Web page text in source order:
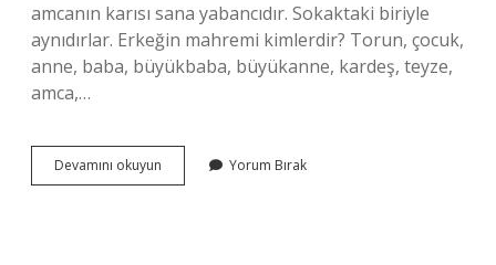
amcanın karısı sana yabancıdır. Sokaktaki biriyle
aynıdırlar. Erkeğin mahremi kimlerdir? Torun, çocuk,
anne, baba, büyükbaba, büyükanne, kardeş, teyze,
amca,…
Devamını okuyun Mahrem
Kişiler
Yorum Bırak